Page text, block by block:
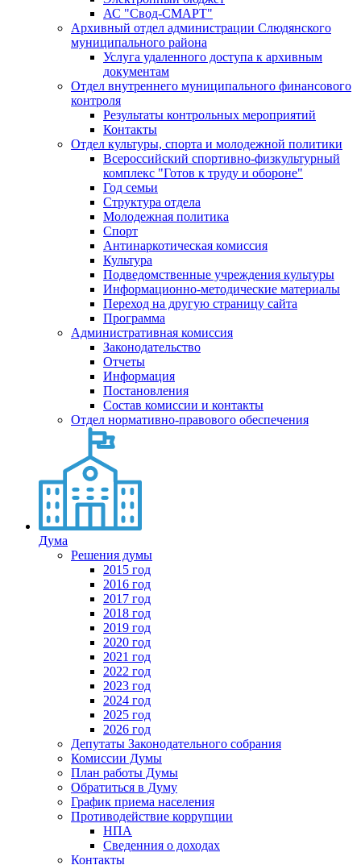
АС "Свод-СМАРТ"
Архивный отдел администрации Слюдянского
муниципального района
Услуга удаленного доступа к архивным
документам
Отдел внутреннего муниципального финансового
контроля
Результаты контрольных мероприятий
Контакты
Отдел культуры, спорта и молодежной политики
Всероссийский спортивно-физкультурный
комплекс "Готов к труду и обороне"
Год семьи
Структура отдела
Молодежная политика
Спорт
Антинаркотическая комиссия
Культура
Подведомственные учреждения культуры
Информационно-методические материалы
Переход на другую страницу сайта
Программа
Административная комиссия
Законодательство
Отчеты
Информация
Постановления
Состав комиссии и контакты
Отдел нормативно-правового обеспечения
Дума
Решения думы
2015 год
2016 год
2017 год
2018 год
2019 год
2020 год
2021 год
2022 год
2023 год
2024 год
2025 год
2026 год
Депутаты Законодательного собрания
Комиссии Думы
План работы Думы
Обратиться в Думу
График приема населения
Противодействие коррупции
НПА
Сведенния о доходах
Контакты